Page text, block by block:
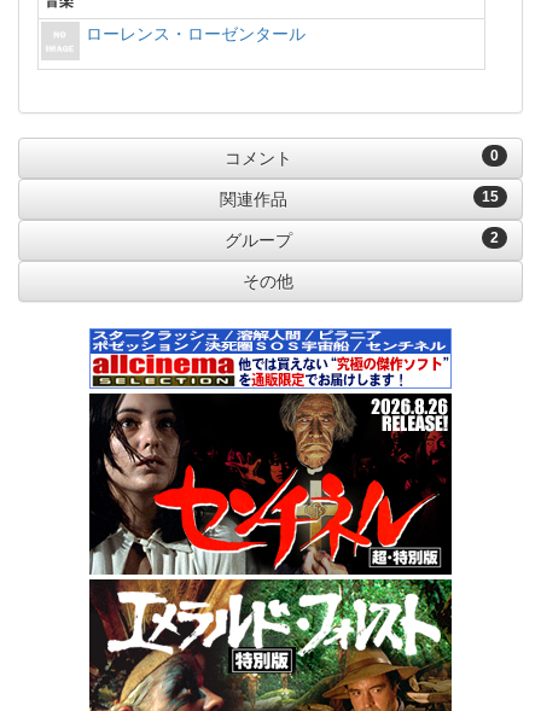
ローレンス・ローゼンタール
0
コメント
15
関連作品
2
グループ
その他